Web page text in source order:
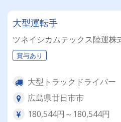
大型運転手
ツネイシカムテックス陸運株
賞与あり
大型トラックドライバー
広島県廿日市市
180,544円～180,544円